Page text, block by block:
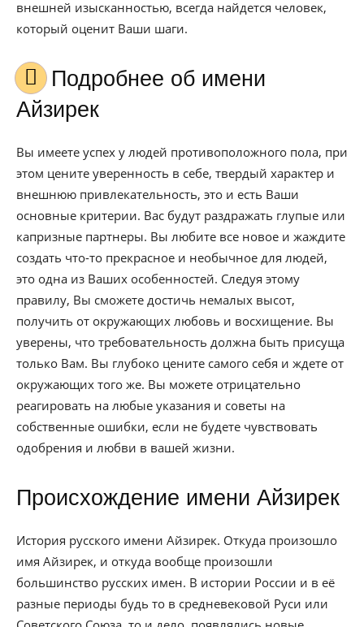
внешней изысканностью, всегда найдется человек,
который оценит Ваши шаги.
Подробнее об имени
Айзирек
Вы имеете успех у людей противоположного пола, при
этом цените уверенность в себе, твердый характер и
внешнюю привлекательность, это и есть Ваши
основные критерии. Вас будут раздражать глупые или
капризные партнеры. Вы любите все новое и жаждите
создать что-то прекрасное и необычное для людей,
это одна из Ваших особенностей. Следуя этому
правилу, Вы сможете достичь немалых высот,
получить от окружающих любовь и восхищение. Вы
уверены, что требовательность должна быть присуща
только Вам. Вы глубоко цените самого себя и ждете от
окружающих того же. Вы можете отрицательно
реагировать на любые указания и советы на
собственные ошибки, если не будете чувствовать
одобрения и любви в вашей жизни.
Происхождение имени Айзирек
История русского имени Айзирек. Откуда произошло
имя Айзирек, и откуда вообще произошли
большинство русских имен. В истории России и в её
разные периоды будь то в средневековой Руси или